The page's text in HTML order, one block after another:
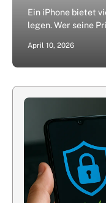
Ein iPhone bietet
legen. Wer seine
April 10, 2026